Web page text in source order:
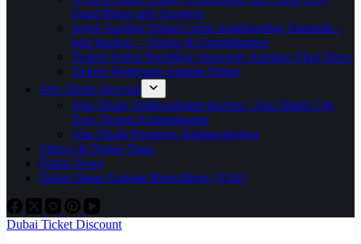
Quad-Bikes und Scootern
Segel-Ausflug Dubai Creek Angelausflug Jumeirah –
jetzt buchen – Tickets & Eintrittskarten
Tickets Dubai Rundflug Seawings Airplane Flug Show
Tickets Waterpark Atlantis Dubai
Abu Dhabi Specials
Abu Dhabi Stadtrundfahrt buchen / Abu Dhabi City
Tour Tickets Eintrittskarten
Abu Dhabi Premium Sightseeingtour
Videos & Dubai-Tipps
Dubai News
Dubai Oman Emirate Reiseführer (VAE)
Dubai Ticket Discount